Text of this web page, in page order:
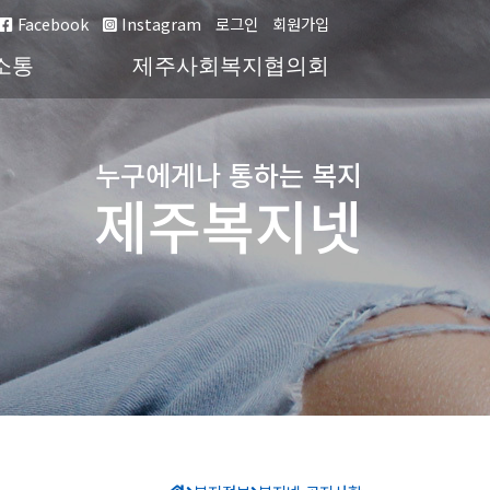
Facebook Instagram 로그인 회원가입
통 제주사회복지협의회
누구에게나 통하는 복지
제주복지넷